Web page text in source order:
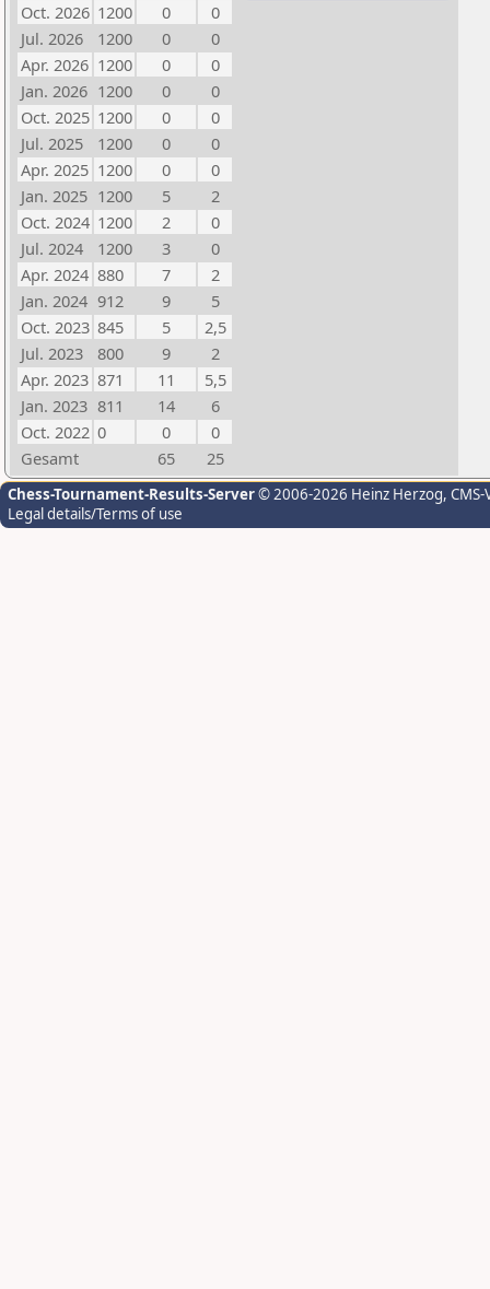
Oct. 2026 1200 0
0
Jul. 2026
1200 0
0
Apr. 2026 1200 0
0
Jan. 2026 1200 0
0
Oct. 2025 1200 0
0
Jul. 2025
1200 0
0
Apr. 2025 1200 0
0
Jan. 2025 1200 5
2
Oct. 2024 1200 2
0
Jul. 2024
1200 3
0
Apr. 2024 880 7
2
Jan. 2024 912 9
5
Oct. 2023 845 5
2,5
Jul. 2023
800 9
2
Apr. 2023 871 11
5,5
Jan. 2023 811 14
6
Oct. 2022 0 0
0
Gesamt
65 25
Chess-Tournament-Results-Server© 2006-2026 Heinz Herzog,
Legal details/Terms of use